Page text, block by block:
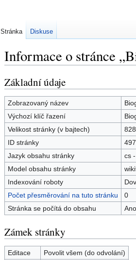
Informace o stránce
Skočit
na
navigaci
Skočit
na
vyhledávání
Základní údaje
Zobrazovaný název
Výchozí klíč řazení
Velikost stránky (v bajtech)
828
ID stránky
497
Jazyk obsahu stránky
cs
Model obsahu stránky
Indexování roboty
Počet přesměrování na tuto stránku
0
Stránka se počítá do obsahu
Ano
Zámek stránky
Editace
Povolit všem (do odvolání)
Stránka Diskuse